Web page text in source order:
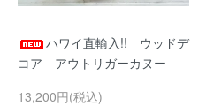
ハワイ直輸入!! ウッドデ
コア アウトリガーカヌー
13,200円(税込)